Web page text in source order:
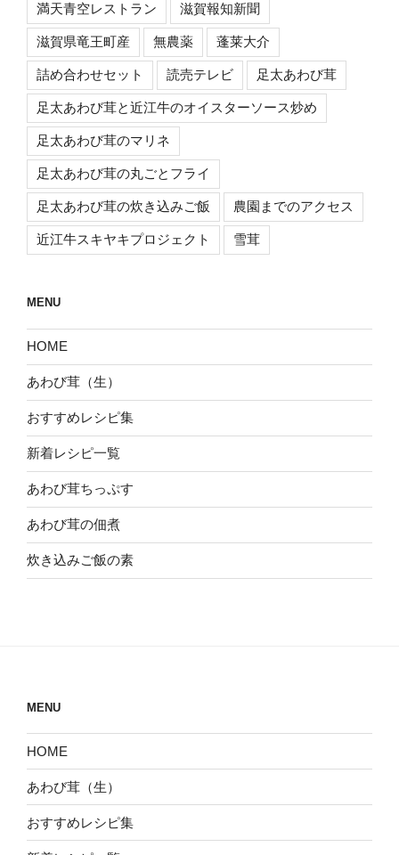
満天青空レストラン 滋賀報知新聞
滋賀県竜王町産 無農薬 蓬莱大介
詰め合わせセット 読売テレビ 足太あわび茸
足太あわび茸と近江牛のオイスターソース炒め
足太あわび茸のマリネ
足太あわび茸の丸ごとフライ
足太あわび茸の炊き込みご飯 農園までのアクセス
近江牛スキヤキプロジェクト 雪茸
MENU
HOME
あわび茸（生）
おすすめレシピ集
新着レシピ一覧
あわび茸ちっぷす
あわび茸の佃煮
炊き込みご飯の素
MENU
HOME
あわび茸（生）
おすすめレシピ集